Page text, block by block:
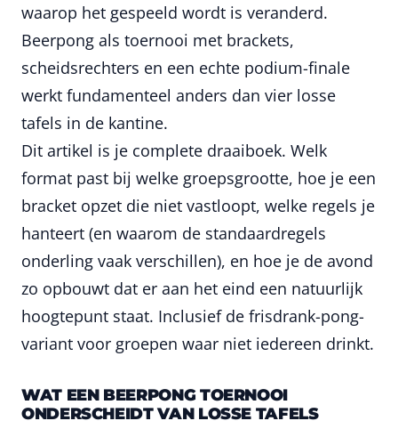
waarop het gespeeld wordt is veranderd.
Beerpong als toernooi met brackets,
scheidsrechters en een echte podium-finale
werkt fundamenteel anders dan vier losse
tafels in de kantine.
Dit artikel is je complete draaiboek. Welk
format past bij welke groepsgrootte, hoe je een
bracket opzet die niet vastloopt, welke regels je
hanteert (en waarom de standaardregels
onderling vaak verschillen), en hoe je de avond
zo opbouwt dat er aan het eind een natuurlijk
hoogtepunt staat. Inclusief de frisdrank-pong-
variant voor groepen waar niet iedereen drinkt.
WAT EEN BEERPONG TOERNOOI
ONDERSCHEIDT VAN LOSSE TAFELS